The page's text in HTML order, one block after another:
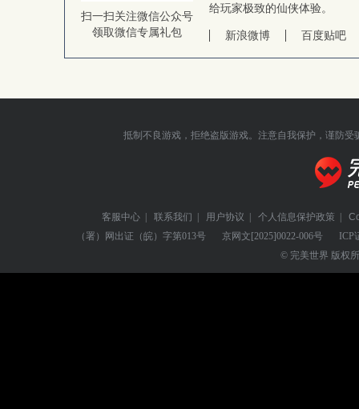
扫一扫关注微信公众号
领取微信专属礼包
给玩家极致的仙侠体验。
新浪微博 百度贴吧
抵制不良游戏，拒绝盗版游戏。注意自我保护，谨防受
客服中心 | 联系我们 | 用户协议 | 个人信息保护政策 |
（署）网出证（皖）字第013号
京网文[2025]0022-006号
ICP
© 完美世界 版权所